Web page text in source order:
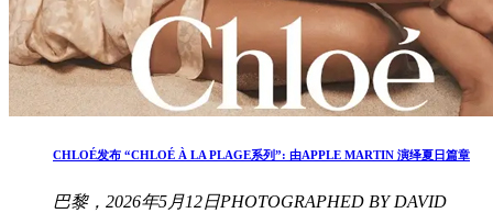
CHLOÉ发布 “CHLOÉ À LA PLAGE系列”: 由APPLE MARTIN 演绎夏日篇章
巴黎，2026年5月12日PHOTOGRAPHED BY DAVID